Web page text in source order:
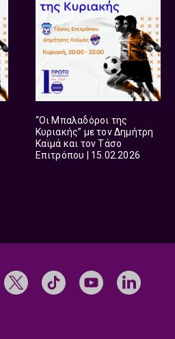
“Οι Μπαλαδόροι της
Κυριακής” με τον Δημήτρη
Καϊμά και τον Τάσο
Επιτρόπου | 15.02.2026